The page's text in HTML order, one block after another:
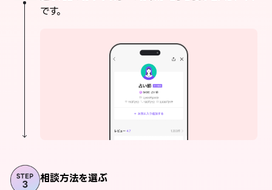
です。
相談方法を選ぶ